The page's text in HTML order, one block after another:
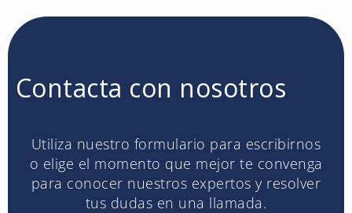
Contacta con nosotros
Utiliza nuestro formulario para escribirnos
o elige el momento que mejor te convenga
para conocer nuestros expertos y resolver
tus dudas en una llamada.